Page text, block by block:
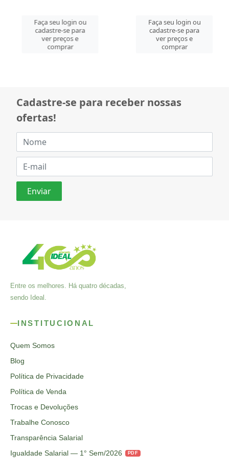
Faça seu login ou
cadastre-se para
ver preços e
comprar
Faça seu login ou
cadastre-se para
ver preços e
comprar
Cadastre-se para receber nossas
ofertas!
Entre os melhores. Há quatro décadas,
sendo Ideal.
INSTITUCIONAL
Quem Somos
Blog
Política de Privacidade
Política de Venda
Trocas e Devoluções
Trabalhe Conosco
Transparência Salarial
Igualdade Salarial — 1° Sem/2026
PDF